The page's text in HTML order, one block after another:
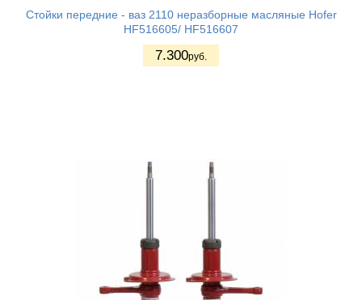
Стойки передние - ваз 2110 неразборные масляные Hofer
HF516605/ HF516607
7.300руб.